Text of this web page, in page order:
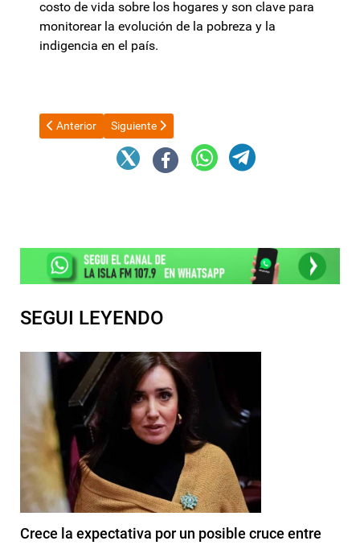
costo de vida sobre los hogares y son clave para
monitorear la evolución de la pobreza y la
indigencia en el país.
Artículo anterior: El Gobierno revocó la residencia del español
Anterior Artículo siguiente: Adiós Días de Ensueño:
Siguiente
SEGUI LEYENDO
Crece la expectativa por un posible cruce entre